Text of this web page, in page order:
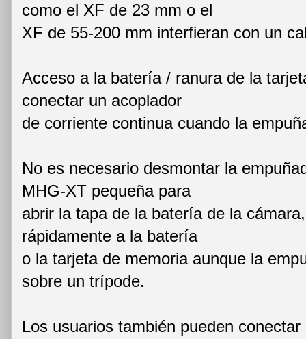
como el XF de 23 mm o el
XF de 55-200 mm interfieran con un
Acceso a la batería / ranura de la
conectar un acoplador
de corriente continua cuando la
No es necesario desmontar la
MHG-XT pequeña para
abrir la tapa de la batería de la
rápidamente a la batería
o la tarjeta de memoria aunque la
sobre un trípode.
Los usuarios también pueden